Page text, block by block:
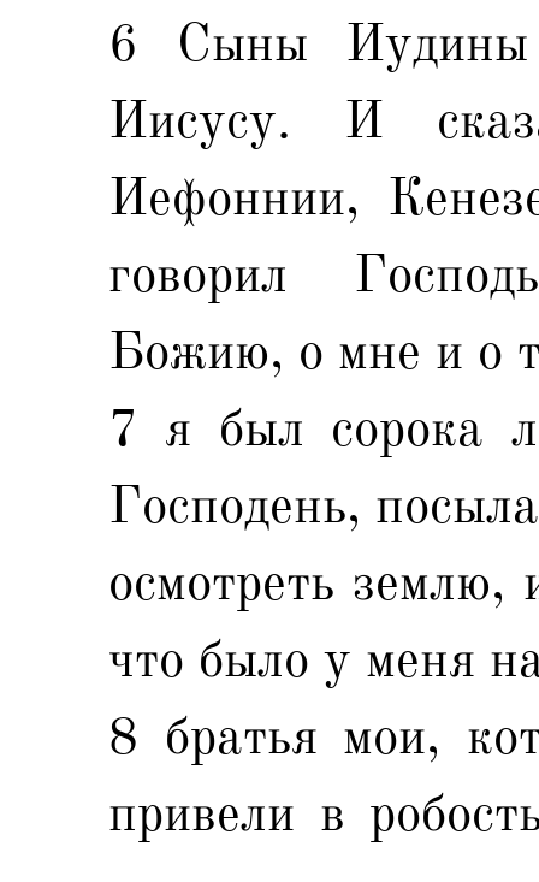
6 Сыны
Иисусу. И
Иефоннии,
говорил
Божию, о мне и о
7 я был сорока
Господень,
осмотреть землю,
что было у меня
8 братья мои,
привели в